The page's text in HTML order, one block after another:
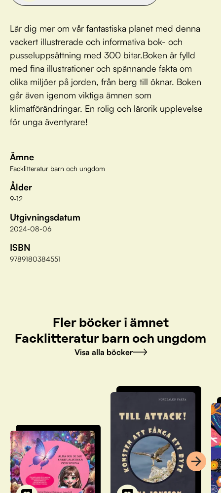
Lär dig mer om vår fantastiska planet med denna
vackert illustrerade och informativa bok- och
pusseluppsättning med 300 bitar.Boken är fylld
med fina illustrationer och spännande fakta om
olika miljöer på jorden, från berg till öknar. Boken
går även igenom viktiga ämnen som
klimatförändringar. En rolig och lärorik upplevelse
för unga äventyrare!
Ämne
Facklitteratur barn och ungdom
Ålder
9-12
Utgivningsdatum
2024-08-06
ISBN
9789180384551
Fler böcker i ämnet
Facklitteratur barn och ungdom
Visa alla böcker